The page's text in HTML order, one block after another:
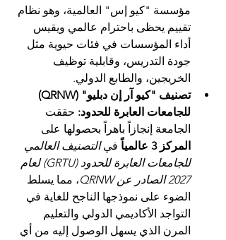
مؤسسة "كيو إس" العالمية، وهو نظام
تقييم يحظى باحترام عالمي ويقيس
أداء المؤسسات في فئات حيوية مثل
جودة التدريس، وقابلية توظيف
الخريجين، والطابع الدولي.
تصنيف "كيو آر إن دبليو" (QRNW)
للجامعات العابرة للحدود: حققت
الجامعة إنجازاً باهراً بحصولها على
المركز 3 عالمياً
في التصنيف العالمي
للجامعات العابرة للحدود (GRTU) لعام
2027 الصادر عن QRNW
، مما يسلط
الضوء على نموذجها الناجح للغاية في
التواجد الأكاديمي الدولي والتعليم
المرن الذي يسهل الوصول إليه من أي